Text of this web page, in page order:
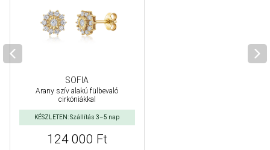
SOFIA
Arany szív alakú fülbevaló
cirkóniákkal
KÉSZLETEN: Szállítás 3–5 nap
124 000 Ft